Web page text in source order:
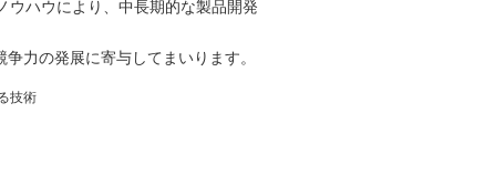
ウハウにより、中長期的な製品開発
力の発展に寄与してまいります。
技術